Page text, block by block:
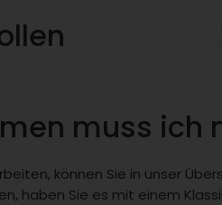
muss ich
können Sie in unser
haben Sie es mit einem